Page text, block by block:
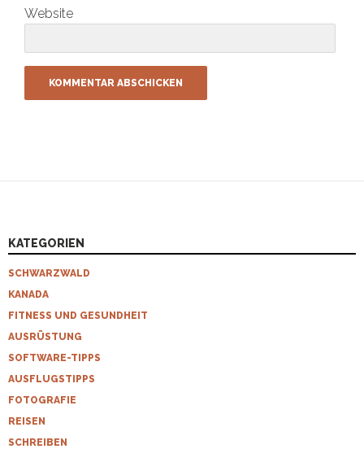
Website
KATEGORIEN
SCHWARZWALD
KANADA
FITNESS UND GESUNDHEIT
AUSRÜSTUNG
SOFTWARE-TIPPS
AUSFLUGSTIPPS
FOTOGRAFIE
REISEN
SCHREIBEN